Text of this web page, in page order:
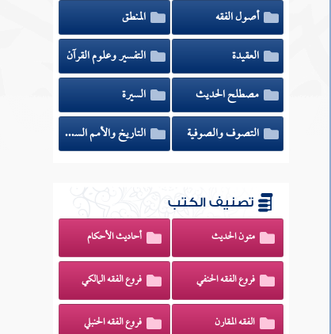
أصول الفقه
المنطق
العقيدة
التفسير وعلوم القرآن
مصطلح الحديث
السيرة
التصوف والصوفية
التاريخ والأمم السابقة
تصنيف الكتب
متون الحديث أحاديث الأحكام
فروع الفقه الحنفي فروع الفقه المالكي
الفقه المقارن فروع الفقه الحنبلي